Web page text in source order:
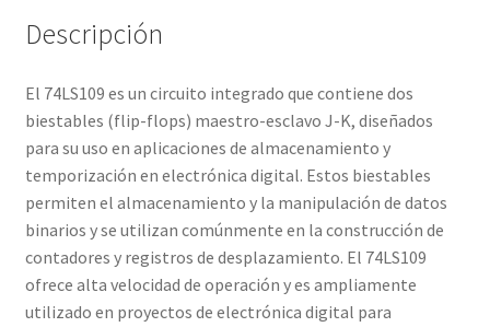
Descripción
El 74LS109 es un circuito integrado que contiene dos
biestables (flip-flops) maestro-esclavo J-K, diseñados
para su uso en aplicaciones de almacenamiento y
temporización en electrónica digital. Estos biestables
permiten el almacenamiento y la manipulación de datos
binarios y se utilizan comúnmente en la construcción de
contadores y registros de desplazamiento. El 74LS109
ofrece alta velocidad de operación y es ampliamente
utilizado en proyectos de electrónica digital para